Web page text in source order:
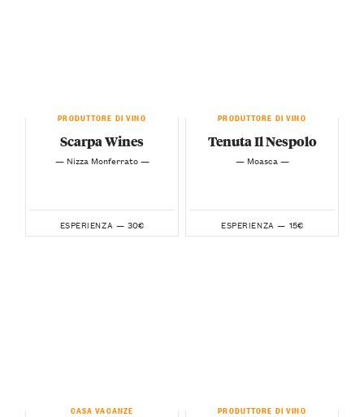
PRODUTTORE DI VINO
Scarpa Wines
— Nizza Monferrato —
ESPERIENZA — 30€
PRODUTTORE DI VINO
Tenuta Il Nespolo
— Moasca —
ESPERIENZA — 15€
CASA VACANZE PRODUTTORE DI VINO